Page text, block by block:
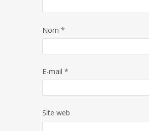
Nom *
E-mail *
Site web